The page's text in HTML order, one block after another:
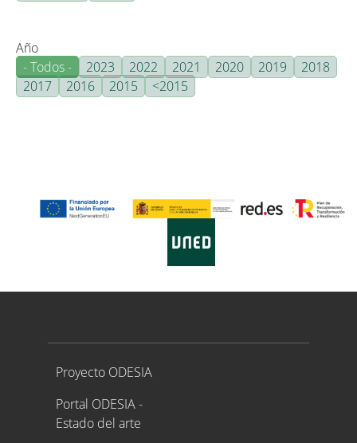
Año
- Todos -
2023 2022 2021 2020 2019
2018
2017
2016 2015 <2015
Proyecto ODESIA
Proyecto ODESIA
Portal ODESIA -
Estado del arte